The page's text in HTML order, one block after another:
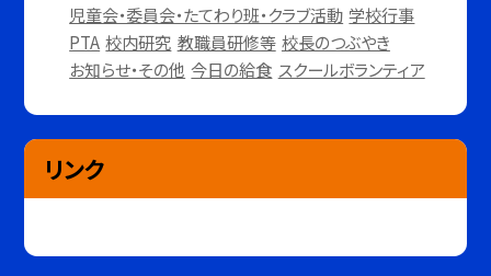
児童会・委員会・たてわり班・クラブ活動 学校行事
PTA 校内研究 教職員研修等 校長のつぶやき
お知らせ・その他 今日の給食 スクールボランティア
リンク